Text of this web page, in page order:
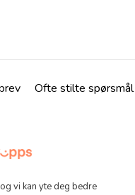
Ofte stilte spørsmål
vi kan yte deg bedre